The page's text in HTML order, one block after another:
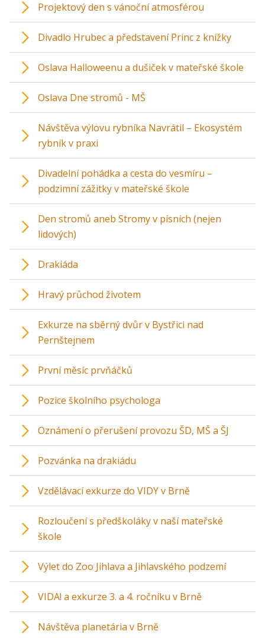
Projektový den s vánoční atmosférou
Divadlo Hrubec a představení Princ z knížky
Oslava Halloweenu a dušiček v mateřské škole
Oslava Dne stromů - MŠ
Návštěva výlovu rybníka Navrátil – Ekosystém
rybník v praxi
Divadelní pohádka a cesta do vesmíru –
podzimní zážitky v mateřské škole
Den stromů aneb Stromy v písních (nejen
lidových)
Drakiáda
Hravý průchod životem
Exkurze na sběrný dvůr v Bystřici nad
Pernštejnem
První měsíc prvňáčků
Pozice školního psychologa
Oznámení o přerušení provozu ŠD, MŠ a ŠJ
Pozvánka na drakiádu
Vzdělávací exkurze do VIDY v Brně
Rozloučení s předškoláky v naší mateřské
škole
Výlet do Zoo Jihlava a Jihlavského podzemí
VIDA! a exkurze 3. a 4. ročníku v Brně
Návštěva planetária v Brně